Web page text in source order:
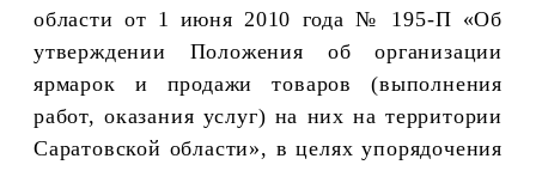
области от 1 июня 2010 года № 195-П «Об
утверждении Положения об организации
ярмарок и продажи товаров (выполнения
работ, оказания услуг) на них на территории
Саратовской области», в целях упорядочения